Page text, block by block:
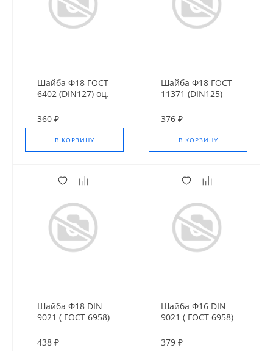
Шайба Ф18 ГОСТ
6402 (DIN127) оц.
360 ₽
В КОРЗИНУ
Шайба Ф18 ГОСТ
11371 (DIN125)
376 ₽
В КОРЗИНУ
Шайба Ф18 DIN
9021 ( ГОСТ 6958)
438 ₽
Шайба Ф16 DIN
9021 ( ГОСТ 6958)
379 ₽